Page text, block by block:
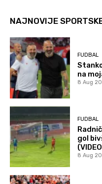
NAJNOVIJE
FUDBAL
na
8 Aug
FUDBAL
gol
8 Aug